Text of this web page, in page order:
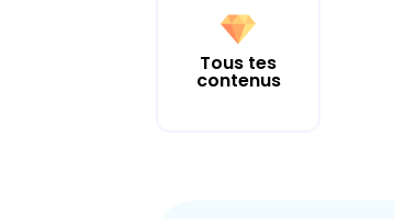
Tous tes
contenus